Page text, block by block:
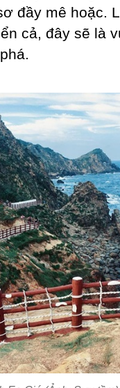
đầy mê hoặc.
cả, đây sẽ là